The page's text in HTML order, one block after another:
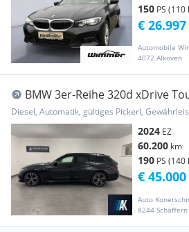
150 PS (110
Automobile
4072 Alkoven
€ 26.997
BMW 3er-Reihe 320d xDrive
Sport, Head-Up
Diesel, Automatik, gültiges Pickerl,
2024 EZ
60.200 km
190 PS (140
Auto
8244 Schäffern
€ 45.000